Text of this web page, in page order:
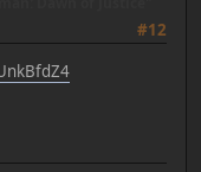
#12